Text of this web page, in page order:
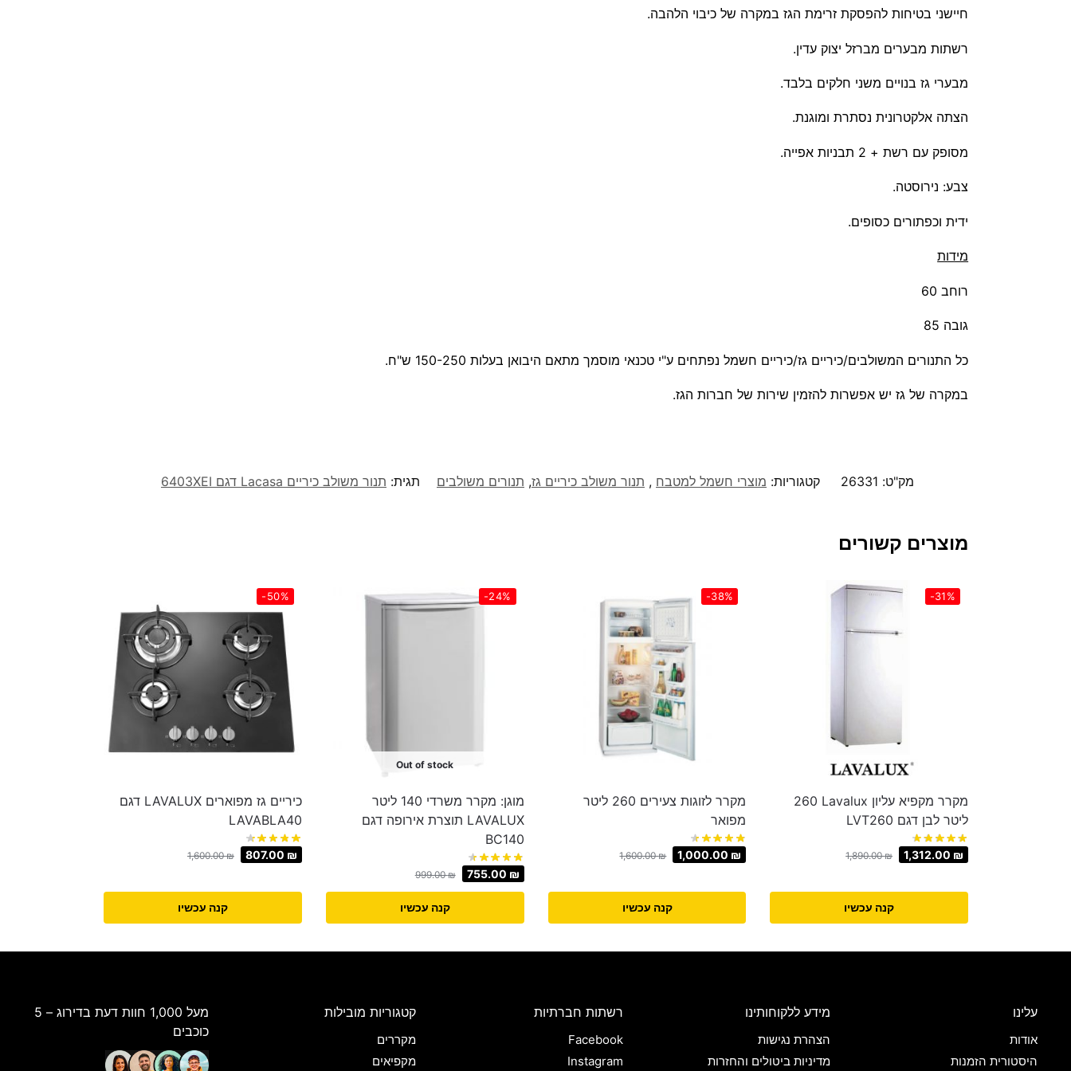
חיישני בטיחות להפסקת זרימת הגז במקרה של כיבוי הלהבה.
רשתות מבערים מברזל יצוק עדין.
מבערי גז בנויים משני חלקים בלבד.
הצתה אלקטרונית נסתרת ומוגנת.
מסופק עם רשת + 2 תבניות אפייה.
צבע: נירוסטה.
ידית וכפתורים כסופים.
מידות
רוחב 60
גובה 85
כל התנורים המשולבים/כיריים גז/כיריים חשמל נפתחים ע"י טכנאי מוסמך מתאם היבואן בעלות 150-250 ש"ח.
במקרה של גז יש אפשרות להזמין שירות של חברות הגז.
מק"ט: 26331 קטגוריות: מוצרי חשמל למטבח , תנור משולב כיריים גז, תנורים משולבים תגית: תנור משולב כיריים Lacasa דגם 6403XEI
מוצרים קשורים
-31%
מקרר מקפיא עליון Lavalux ‏260
‏ליטר לבן דגם LVT260
1,890.00₪ 1,312.00 ₪
קנה עכשיו
-38%
מקרר לזוגות צעירים ‏260 ‏ליטר
מפואר
1,600.00₪ 1,000.00 ₪
קנה עכשיו
-24%
Out of stock
מוגן: מקרר משרדי 140 ליטר
LAVALUX תוצרת אירופה דגם
BC140
999.00₪ 755.00 ₪
קנה עכשיו
-50%
כיריים גז מפוארים LAVALUX דגם
LAVABLA40
1,600.00₪ 807.00 ₪
קנה עכשיו
עלינו
אודות
היסטורית הזמנות
מידע ללקוחותינו
הצהרת נגישות
מדיניות ביטולים והחזרות
רשתות חברתיות
Facebook
Instagram
קטגוריות מובילות
מקררים
מקפיאים
מעל 1,000 חוות דעת בדירוג – 5
כוכבים